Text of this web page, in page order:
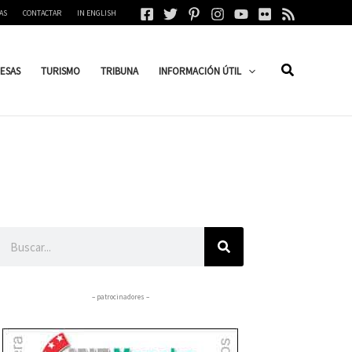
CONTACTAR IN ENGLISH
TURISMO TRIBUNA INFORMACIÓN ÚTIL
– patrocinadores –